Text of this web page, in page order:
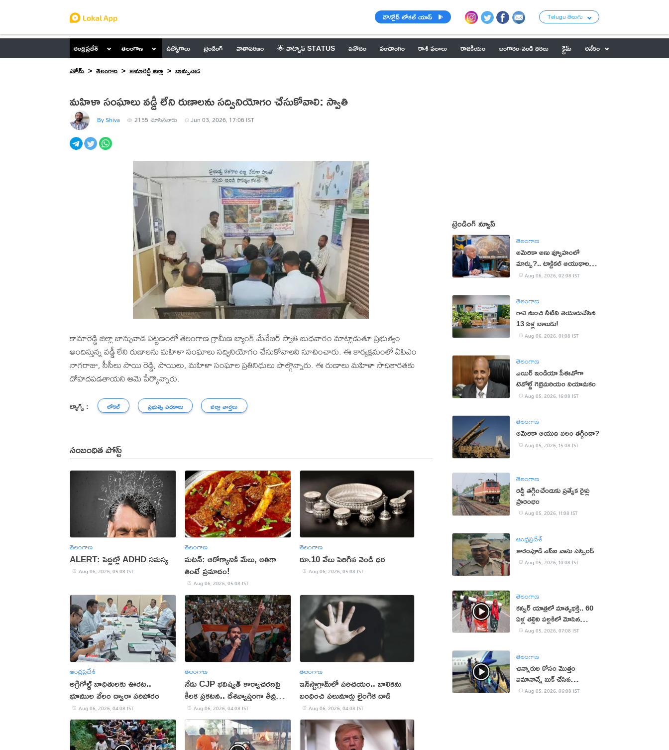
డౌన్లోడ్ లోకల్ యాప్ Telugu తెలుగు
ఆంధ్రప్రదేశ్ తెలంగాణ ఉద్యోగాలు ట్రెండింగ్ వాతావరణం 🌟 వాట్సాప్ STATUS వినోదం పంచాంగం రాశి ఫలాలు రాజకీయం బంగారం-వెండి ధరలు క్రైమ్
అనేకం
హోమ్
తెలంగాణ కామారెడ్డి జిల్లా బాన్సువాడ
మహిళా సంఘాలు వడ్డీ లేని రుణాలను సద్వినియోగం చేసుకోవాలి: స్వాతి
By Shiva 2155 చూసినవారు Jun 03, 2026, 17:06 IST
కామారెడ్డి జిల్లా బాన్సువాడ పట్టణంలో తెలంగాణ గ్రామీణ బ్యాంక్ మేనేజర్ స్వాతి బుధవారం మాట్లాడుతూ ప్రభుత్వం
అందిస్తున్న వడ్డీ లేని రుణాలను మహిళా సంఘాలు సద్వినియోగం చేసుకోవాలని సూచించారు. ఈ కార్యక్రమంలో ఏపిఎం
నాగరాజు, సీసీలు సాయి రెడ్డి, సాయిలు, మహిళా సంఘాల ప్రతినిధులు పాల్గొన్నారు. ఈ రుణాలు మహిళా సాధికారతకు
దోహదపడతాయని ఆమె పేర్కొన్నారు.
ట్యాగ్స్ : లోకల్ ప్రభుత్వ పథకాలు జిల్లా వార్తలు
సంబంధిత పోస్ట్
తెలంగాణ
ALERT: పెద్దల్లో ADHD సమస్య
Aug 06, 2026, 05:08 IST
తెలంగాణ
మటన్: ఆరోగ్యానికి మేలు, అతిగా
తింటే ప్రమాదం!
Aug 06, 2026, 05:08 IST
తెలంగాణ
రూ.10 వేలు పెరిగిన వెండి ధర
Aug 06, 2026, 05:08 IST
ఆంధ్రప్రదేశ్
అగ్రిగోల్డ్ బాధితులకు ఊరట..
భూముల వేలం ద్వారా పరిహారం
Aug 06, 2026, 04:08 IST
తెలంగాణ
నేడు CJP భవిష్యత్ కార్యాచరణపై
కీలక ప్రకటన.. దేశవ్యాప్తంగా తీవ్ర
ఉత్కంఠ
Aug 06, 2026, 04:08 IST
తెలంగాణ
ఇన్‌స్టాగ్రామ్‌లో పరిచయం.. బాలికను
బంధించి పలుమార్లు లైంగిక దాడి
Aug 06, 2026, 04:08 IST
ట్రెండింగ్ న్యూస్
తెలంగాణ
అమెరికా అణు వ్యూహంలో
మార్పు?.. టాక్టికల్ ఆయుధాలకు
ప్రాధాన్యం!
Aug 06, 2026, 02:08 IST
తెలంగాణ
గాలి నుంచి నీటిని తయారుచేసిన
13 ఏళ్ల బాలుడు!
Aug 06, 2026, 01:08 IST
తెలంగాణ
ఎయిర్ ఇండియా సీఈవోగా
టెవోల్డే గెబ్రెమరియం నియామకం
Aug 05, 2026, 16:08 IST
తెలంగాణ
అమెరికా ఆయుధ బలం తగ్గిందా?
Aug 05, 2026, 15:08 IST
తెలంగాణ
రద్దీ తగ్గించేందుకు ప్రత్యేక రైళ్లు
ప్రారంభం
Aug 05, 2026, 11:08 IST
ఆంధ్రప్రదేశ్
కారంపూడి ఎస్ఐ వాసు స‌స్పెండ్‌
Aug 05, 2026, 10:08 IST
తెలంగాణ
కన్వర్ యాత్రలో మాతృభక్తి.. 60
ఏళ్ల తల్లిని పల్లకిలో మోసిన
కొడుకు, కోడలు!
Aug 05, 2026, 07:08 IST
తెలంగాణ
చిన్నారుల కోసం మొత్తం
విమానాన్నే బుక్ చేసిన
యూట్యూబర్
Aug 05, 2026, 06:08 IST